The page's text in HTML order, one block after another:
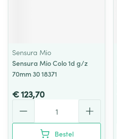
Sensura Mio
Sensura Mio Colo 1d g/z
70mm 30 18371
€ 123,70
Bestel